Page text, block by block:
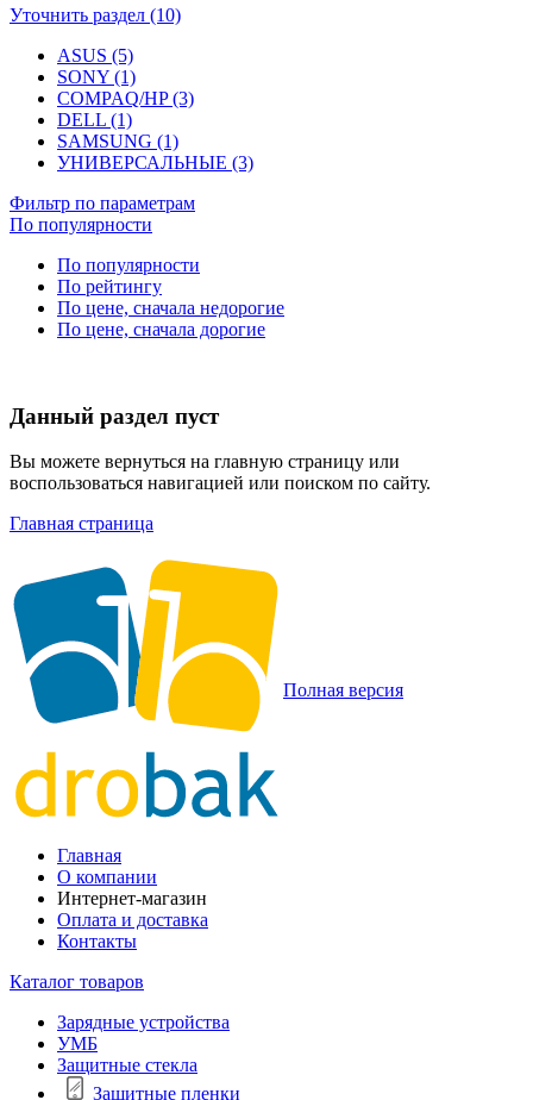
Уточнить раздел (10)
ASUS (5)
SONY (1)
COMPAQ/HP (3)
DELL (1)
SAMSUNG (1)
УНИВЕРСАЛЬНЫЕ (3)
Фильтр по параметрам
По популярности
По популярности
По рейтингу
По цене, сначала недорогие
По цене, сначала дорогие
Данный раздел пуст
Вы можете вернуться на главную страницу или
воспользоваться навигацией или поиском по сайту.
Главная страница
Полная версия
Главная
О компании
Интернет-магазин
Оплата и доставка
Контакты
Каталог товаров
Зарядные устройства
УМБ
Защитные стекла
Защитные пленки